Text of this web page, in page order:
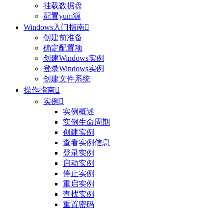
挂载数据盘
配置yum源
Windows入门指南
创建前准备
确定配置项
创建Windows实例
登录Windows实例
创建文件系统
操作指南
实例 
实例概述
实例生命周期
创建实例
查看实例信息
登录实例
启动实例
停止实例
重启实例
查找实例
重置密码